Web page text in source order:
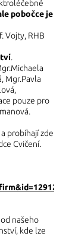
pobočce je
Vojty, RHB
.
Mgr.Pavla
pouze pro
probíhají zde
Cvičení.
našeho
kde lze